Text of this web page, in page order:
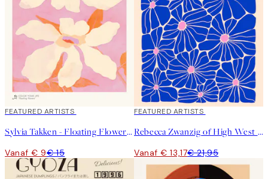
40%*
FEATURED ARTISTS
Sylvia Takken - Floating Flowers Poster
Vanaf € 9€ 15
40%*
FEATURED ARTISTS
Rebecca Zwanzig of High West Wild - Olga Poster
Vanaf € 13,17€ 21,95